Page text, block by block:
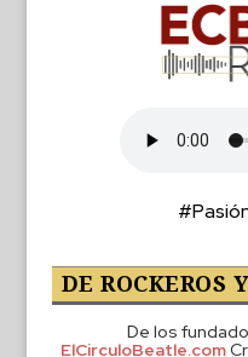
DE ROCKEROS
De los
ElCirculoBeatle.com